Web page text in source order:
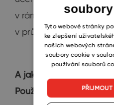
v rámci toho období
v průměru od 3 do 5 let.
A jak to máte se
Používáte modul
Tyto webové stránky
ke zlepšení
našich webových
soubory cookie v
používání souborů
PŘIJMOUT